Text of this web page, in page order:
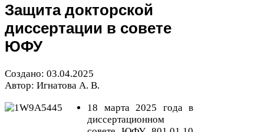
Защита докторской
диссертации в совете
ЮФУ
Создано: 03.04.2025
Автор: Игнатова А. В.
18 марта 2025 года в
диссертационном